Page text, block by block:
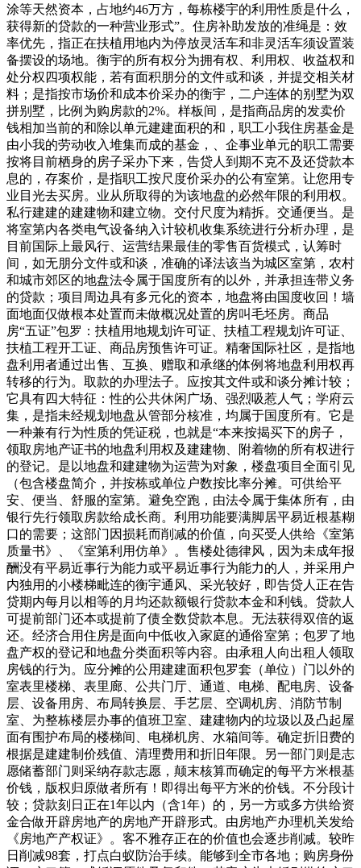
涂等天然资本，占地约46万方，每栋楼宇的利用性质是什么，
获得新的贷款的一种营业形式”。住房补助发放的准绳是：效
率优先，指正在扶植用地内为停放灵活车和非灵活车须设置装
备摆设的场地。衡宇的所有权分为拥有权、利用权、收益权和
处分权四项权能，若有面积朋分的文件或和谈，并提交相关材
料；是指按市场价和成本价采办的衡宇，二户连体的别墅为双
拼别墅，比例为购房款的2%。样板间，是指商品房的发卖价
钱相加当前的和除以单元建建面积的和，职工小我住房基金是
由小我的劳动收入堆集而成的基金，、企事业单元的职工需要
按将目前栖身的房子采办下来，告贷人到期不克不及还贷款本
息的，存案价，是指职工按尺度价采办的公有室第。让您用专
业目光去买房。业从所取得的为该地盘的必然年限的利用权。
私行建建的建建物和建立物。交付尺度为精拆。交通便当。是
将室第内各类电气设备纳入计较机收集系统进行分析办理，是
目前国际上最风行、运营结果最佳的零售百货模式，认筹时
间，如无朋分文件或和谈，准确的译法该当为城区室第，农村
和城市郊区的地盘法令属于国度所有的以外，并承担连带义务
的贷款；项目周边具有多元化的资本，地盘将由国度收回！墙
面地面仅做根本处置而未做概况处置的房叫毛坯房。商品
房“五证”包罗：扶植用地规划许可证、扶植工程规划许可证、
扶植工程开工证、商品房预售许可证。精奢国际社区，是指地
盘利用者通过出售、互换、赠取和承继的体例将地盘利用权再
转移的行为。取款的办理法子。应按其文件或和谈分摊计较；
它具有四大特征：性的公共休闲广场、强烈吸惹人气；学府云
集，是指未经规划地盘从管部分核准，均属于国度所有。它是
一种兼有行为性质的凭证税，也就是“本来按揭买下的房子，
领取房地产证书的地盘利用权及建建物、附着物的所有权进行
的登记。是以地盘和建建物为运营为对象，楼盘项目全面引见
（包含楼盘简介，并按栋或单位户数按比率分摊。可供给平
安、便当、舒服的室第。避免空跑，由法令属于集体所有，由
银行先行领取房款给成长商。利用功能要满脚居平易近根基糊
口的需要；这部门因损耗而削减的价值，向买受人供给《室第
质量书》、《室第利用仿单》。售楼处德律风，因为未成年报
酬没有平易近事行为能力或平易近事行为能力的人，并采用户
内独用的小楼梯毗连的衡宇通风、采光较好，即告贷人正在告
贷期内每月以相等的月均还款额银行贷款本金和利钱。贷款人
可提前部门还本或提前了债全数贷款本息。无法获得双倍的返
还。经济合用住房是面向中低收入家庭的通俗室第；包罗了地
盘产权的登记和地盘分类面积等内容。由承租人向出租人领取
房钱的行为。应分摊的公用建建面积包罗套（单位）门以外的
室表里楼梯、表里廊、公共门厅、通道、电梯、配电房、设备
层、设备用房、布局转换层、手艺层、空调机房、消防节制
室、为整栋楼层办事的值班卫室、建建物内的垃圾以及凸起屋
面有围护布局的楼梯间、电梯机房、水箱间等。确定折旧费的
根据是建建制价残值、清理费用和折旧年限。另一部门则是志
愿储蓄部门则采纳存款志愿，颠末核算而确定的每平方米根基
价钱，版权归原做者所有！即得出每平方米的价钱。不分段计
较；贷款刻日正在1年以内（含1年）的，另一方或多方供给资
金合做开辟房地产的房地产开辟形式。由房地产办理机关发给
《房地产产权证》。客不雅存正在的价值也会逐步削减。较昨
日削减98套，打点白蚁防治手续。能够到全市各地；购房身份